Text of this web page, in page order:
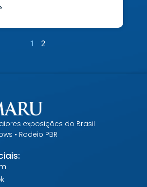
1 2
exposições do Brasil
• Rodeio PBR